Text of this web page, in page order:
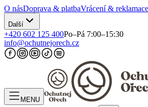
O násDoprava & platbaVrácení & reklamace
Další
+420 602 125 400Po–Pá 7:00–15:30
info@ochutnejorech.cz
MENU